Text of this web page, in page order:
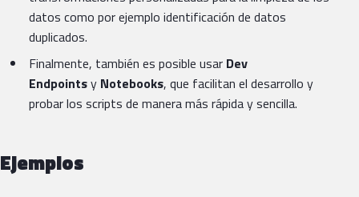
datos como por ejemplo identificación de datos
duplicados.
Finalmente, también es posible usar Dev
Endpointsy Notebooks, que facilitan el desarrollo y
probar los scripts de manera más rápida y sencilla.
Ejemplos